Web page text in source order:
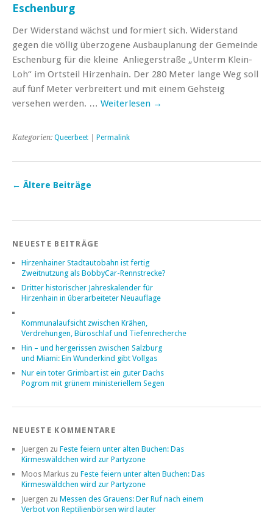
Eschenburg
Der Widerstand wächst und formiert sich. Widerstand
gegen die völlig überzogene Ausbauplanung der Gemeinde
Eschenburg für die kleine Anliegerstraße „Unterm Klein-
Loh“ im Ortsteil Hirzenhain. Der 280 Meter lange Weg soll
auf fünf Meter verbreitert und mit einem Gehsteig
versehen werden. … Weiterlesen →
Kategorien: Queerbeet Permalink
← Ältere Beiträge
NEUESTE BEITRÄGE
Hirzenhainer Stadtautobahn ist fertig
Zweitnutzung als BobbyCar-Rennstrecke?
Dritter historischer Jahreskalender für
Hirzenhain in überarbeiteter Neuauflage
Kommunalaufsicht zwischen Krähen,
Verdrehungen, Büroschlaf und Tiefenrecherche
Hin – und hergerissen zwischen Salzburg
und Miami: Ein Wunderkind gibt Vollgas
Nur ein toter Grimbart ist ein guter Dachs
Pogrom mit grünem ministeriellem Segen
NEUESTE KOMMENTARE
Juergen zu Feste feiern unter alten Buchen: Das
Kirmeswäldchen wird zur Partyzone
Moos Markus zu Feste feiern unter alten Buchen: Das
Kirmeswäldchen wird zur Partyzone
Juergen zu Messen des Grauens: Der Ruf nach einem
Verbot von Reptilienbörsen wird lauter